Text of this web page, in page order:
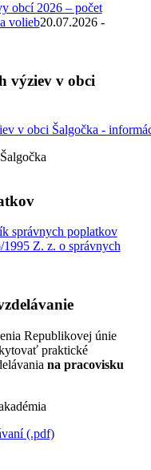
obcí 2026 – počet
volieb20.07.2026 -
výziev v obci
správnych poplatkov
Z. z. o správnych
Republikovej únie
praktické
na pracovisku
(.pdf)